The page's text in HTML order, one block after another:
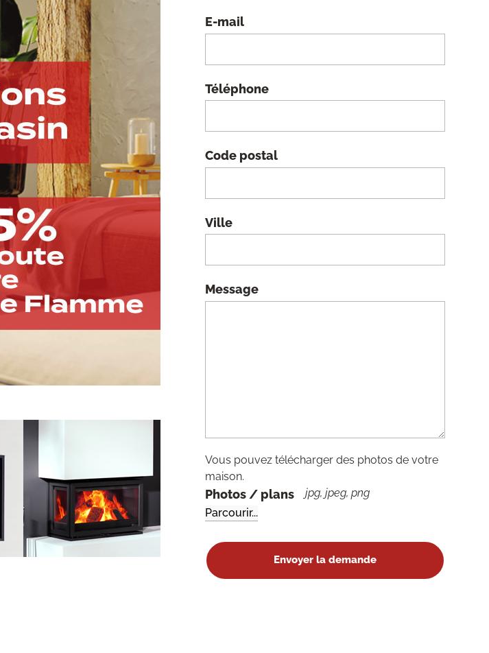
E-mail
Téléphone
Code postal
Ville
Message
Vous pouvez télécharger des photos de votre
maison.
Photos / plans jpg, jpeg, png